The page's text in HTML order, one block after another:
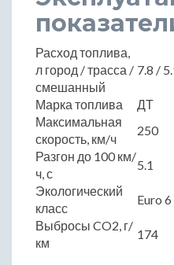
Расход топлива,
л город / трасса /
смешанный
7.8 /
Марка топлива
ДТ
Максимальная
скорость, км/ч
250
Разгон до 100 км/
ч, с
5.1
Экологический
класс
Euro 6
Выбросы CO2, г/
км
174